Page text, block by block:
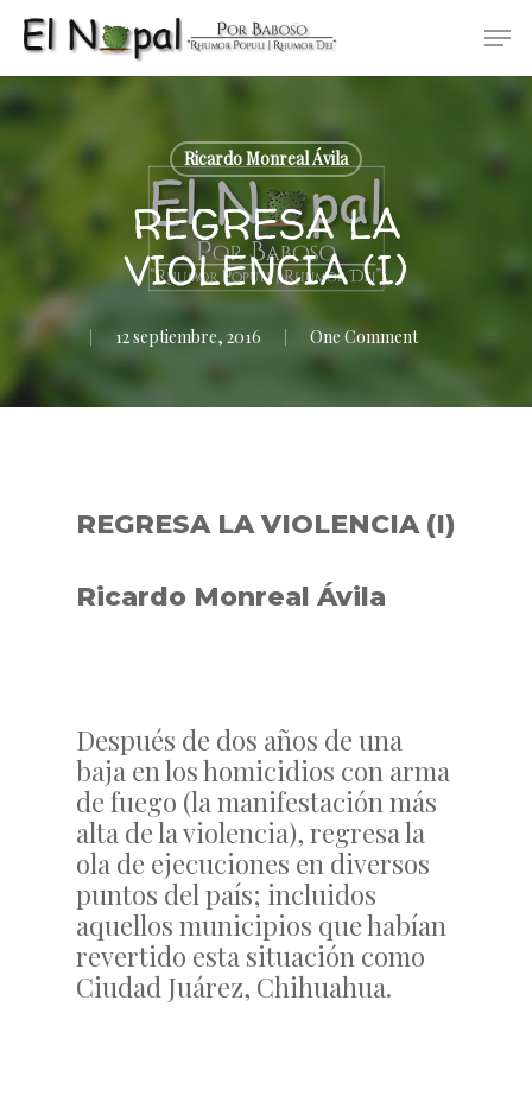
Skip
main
content
Ricardo Monreal Ávila
REGRESA LA
VIOLENCIA (I)
12 septiembre, 2016 One Comment
REGRESA LA VIOLENCIA (I)
Ricardo Monreal Ávila
Después de dos años de una
baja en los homicidios con arma
de fuego (la manifestación más
alta de la violencia), regresa la
ola de ejecuciones en diversos
puntos del país; incluidos
aquellos municipios que habían
revertido esta situación como
Ciudad Juárez, Chihuahua.